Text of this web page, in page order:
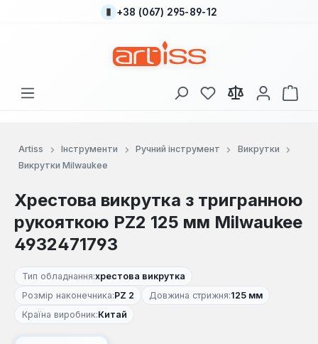
Перейти до основного вмісту
+38 (067) 295-89-12
У вас є 0 у списку
Artiss Інструменти Ручний інструмент
Викрутки
Викрутки Milwaukee
Хрестова викрутка з тригранною
рукояткою PZ2 125 мм Milwaukee
4932471793
Тип обладнання:хрестова викрутка
Розмір наконечника:PZ 2 Довжина стрижня:125 мм
Країна виробник:Китай